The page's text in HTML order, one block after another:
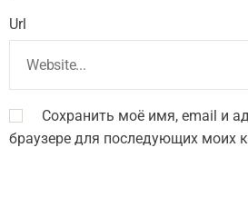
Url
Сохранить моё имя, email и
браузере для последующих моих